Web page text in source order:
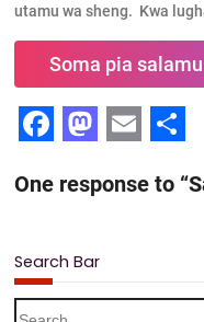
utamu wa sheng. Kwa
Soma pia
a
e
b
a
t
o
m
l
h
e
One response to
Search Bar